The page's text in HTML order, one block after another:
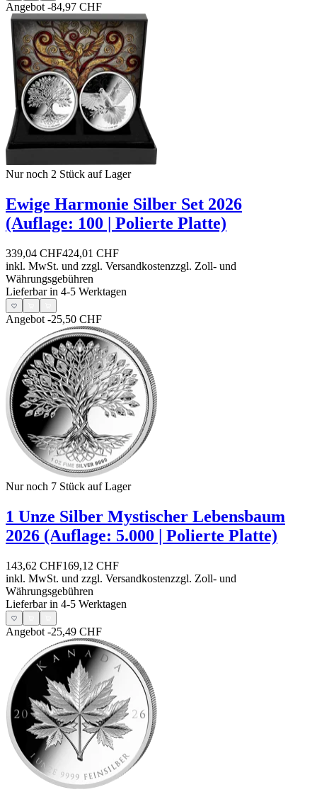
Angebot-84,97 CHF
Nur noch 2 Stück auf Lager
Ewige Harmonie Silber Set 2026
(Auflage: 100 | Polierte Platte)
339,04 CHF424,01 CHF
inkl. MwSt. und zzgl. Versandkostenzzgl. Zoll- und
Währungsgebühren
Lieferbar in 4-5 Werktagen
Angebot -25,50 CHF
Nur noch 7 Stück auf Lager
1 Unze Silber Mystischer Lebensbaum
2026 (Auflage: 5.000 | Polierte Platte)
143,62 CHF169,12 CHF
inkl. MwSt. und zzgl. Versandkostenzzgl. Zoll- und
Währungsgebühren
Lieferbar in 4-5 Werktagen
Angebot -25,49 CHF